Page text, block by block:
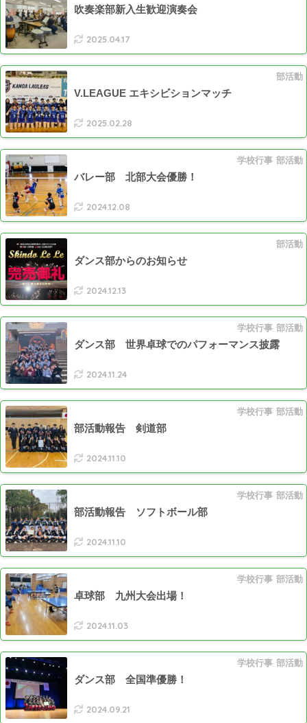
吹奏楽部新入生歓迎演奏会
2025.04.17
部活動
V.LEAGUE エキシビションマッチ
2025.02.28
学校行事 部活動
バレー部 北部大会優勝！
2024.12.08
部活動
ダンス部からのお知らせ
2024.12.13
学校行事 部活動
ダンス部 世界卓球でのパフォーマンス披露
2024.11.24
学校行事 部活動
部活動報告 剣道部
2024.11.10
学校行事 部活動
部活動報告 ソフトボール部
2024.11.10
学校行事 部活動
卓球部 九州大会出場！
2024.11.03
学校行事 部活動
ダンス部 全国準優勝！
2024.09.21